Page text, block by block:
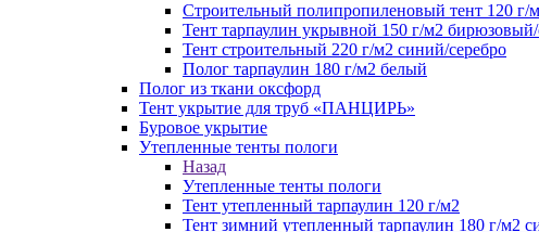
Строительный полипропиленовый тент 120 г/
Тент тарпаулин укрывной 150 г/м2
Тент строительный 220 г/м2 синий/серебро
Полог тарпаулин 180 г/м2 белый
Полог из ткани оксфорд
Тент укрытие для труб «ПАНЦИРЬ»
Буровое укрытие
Утепленные тенты пологи
Назад
Утепленные тенты пологи
Тент утепленный тарпаулин 120 г/м2
Тент зимний утепленный тарпаулин 180 г/м2